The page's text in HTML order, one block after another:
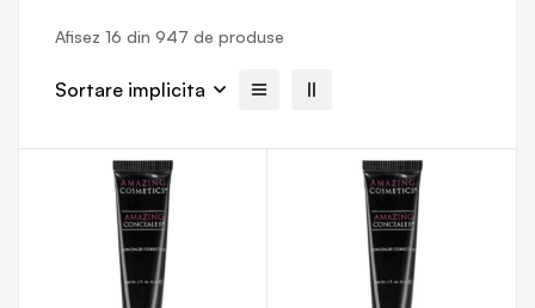
Afisez 16 din 947 de produse
Sortare implicita